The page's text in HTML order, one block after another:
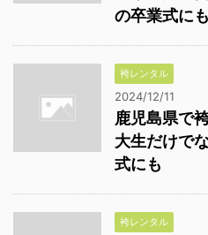
の卒業式にも
袴レンタル
2024/12/11
鹿児島県で
大生だけで
式にも
袴レンタル